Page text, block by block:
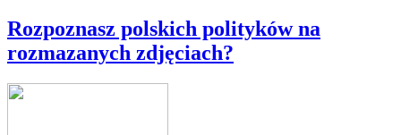
Rozpoznasz polskich polityków na
rozmazanych zdjęciach?